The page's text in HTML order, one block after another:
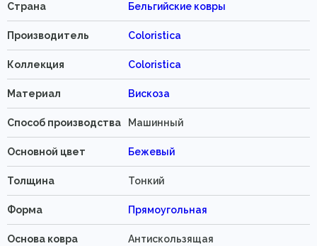
Страна Бельгийские ковры
Производитель Coloristica
Коллекция Coloristica
Материал Вискоза
Способ производства Машинный
Основной цвет Бежевый
Толщина Тонкий
Форма Прямоугольная
Основа ковра Антискользящая